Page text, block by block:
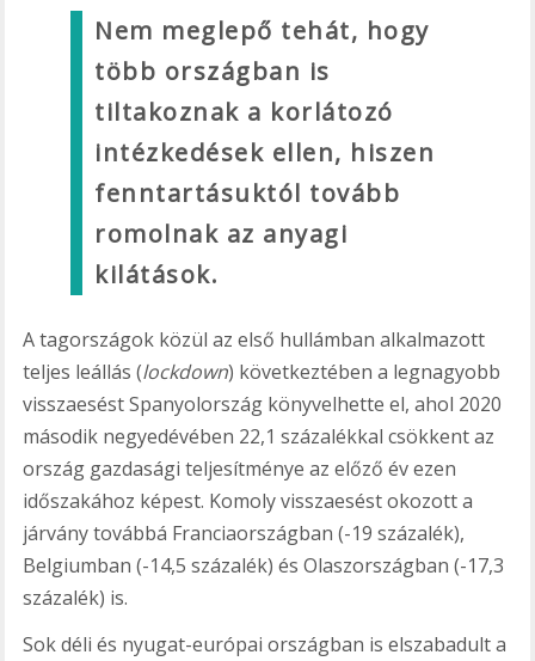
Nem meglepő tehát, hogy
több országban is
tiltakoznak a korlátozó
intézkedések ellen, hiszen
fenntartásuktól tovább
romolnak az anyagi
kilátások.
A tagországok közül az első hullámban alkalmazott
teljes leállás (lockdown) következtében a legnagyobb
visszaesést Spanyolország könyvelhette el, ahol 2020
második negyedévében 22,1 százalékkal csökkent az
ország gazdasági teljesítménye az előző év ezen
időszakához képest. Komoly visszaesést okozott a
járvány továbbá Franciaországban (-19 százalék),
Belgiumban (-14,5 százalék) és Olaszországban (-17,3
százalék) is.
Sok déli és nyugat-európai országban is elszabadult a